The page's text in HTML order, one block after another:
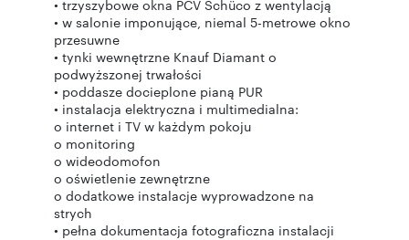
• trzyszybowe okna PCV Schüco z wentylacją
• w salonie imponujące, niemal 5-metrowe okno
przesuwne
• tynki wewnętrzne Knauf Diamant o
podwyższonej trwałości
• poddasze docieplone pianą PUR
• instalacja elektryczna i multimedialna:
o internet i TV w każdym pokoju
o monitoring
o wideodomofon
o oświetlenie zewnętrzne
o dodatkowe instalacje wyprowadzone na
strych
• pełna dokumentacja fotograficzna instalacji